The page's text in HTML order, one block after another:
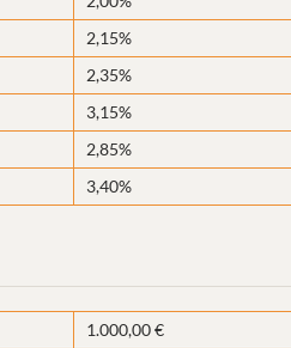
2,15%
2,35%
3,15%
2,85%
3,40%
1.000,00 €